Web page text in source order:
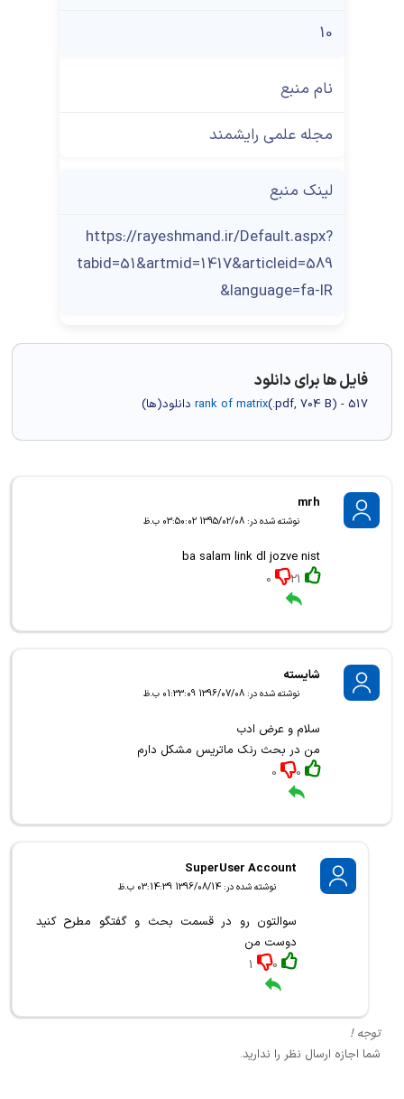
10
نام منبع
مجله علمی رایشمند
لینک منبع
https://rayeshmand.ir/Default.aspx?
tabid=51&artmid=1417&articleid=589
&language=fa-IR
فایل ها برای دانلود
rank of matrix(.pdf, 704 B) - 517 دانلود(ها)
mrh
نوشته شده در: 1395/02/08 03:50:02 ب.ظ
ba salam link dl jozve nist
21
0
شایسته
نوشته شده در: 1396/07/08 01:33:09 ب.ظ
سلام و عرض ادب
من در بحث رنک ماتریس مشکل دارم
0
0
SuperUser Account
نوشته شده در: 1396/08/14 03:14:39 ب.ظ
سوالتون رو در قسمت بحث و گفتگو مطرح کنید
دوست من
0
1
توجه !
شما اجازه ارسال نظر را ندارید.